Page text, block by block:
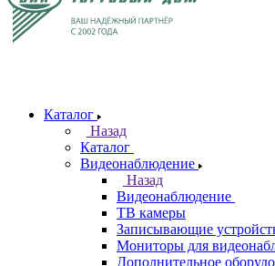
Каталог
Назад
Каталог
Видеонаблюдение
Назад
Видеонаблюдение
ТВ камеры
Записывающие
Мониторы для
Дополнительное